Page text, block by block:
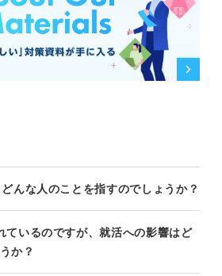
どんな人のことを指すのでしょうか？
ているのですが、就活への影響はど
か？